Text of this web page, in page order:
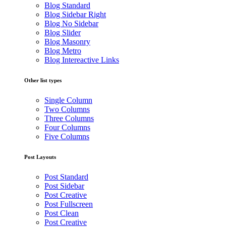
Blog Standard
Blog Sidebar Right
Blog No Sidebar
Blog Slider
Blog Masonry
Blog Metro
Blog Intereactive Links
Other list types
Single Column
Two Columns
Three Columns
Four Columns
Five Columns
Post Layouts
Post Standard
Post Sidebar
Post Creative
Post Fullscreen
Post Clean
Post Creative